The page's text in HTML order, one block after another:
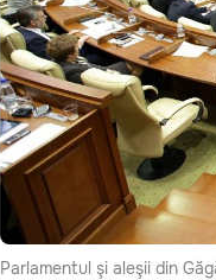
Parlamentul şi aleşii din